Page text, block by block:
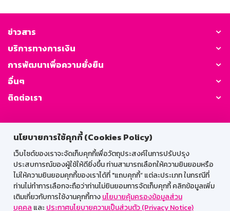
นโยบายการใช้คุกกี้ (Cookies Policy)
เว็บไซต์ของเราจะจัดเก็บคุกกี้เพื่อวัตถุประสงค์ในการปรับปรุง
ประสบการณ์ของผู้ใช้ให้ดียิ่งขึ้น ท่านสามารถเลือกให้ความยินยอมหรือ
ไม่ให้ความยินยอมคุกกี้ของเราได้ที่ "แถบคุกกี้” แต่ละประเภท ในกรณีที่
ท่านไม่ทำการเลือกจะถือว่าท่านไม่ยินยอมการจัดเก็บคุกกี้ คลิกข้อมูลเพิ่ม
เติมเกี่ยวกับการใช้งานคุกกี้ทางนโยบายคุ้มครองข้อมูลส่วน
บุคคล และประกาศนโยบายความเป็นส่วนตัว (Privacy Notice)
ข่าวสาร
บริการทางการเงิน
การพัฒนาเพื่อความยั่งยืน
อื่นๆ
ติดต่อเรา
GSB Society:
สำหรับพนักงาน
Web HR
GSB Wisdom
M-Search
เข้าสู่ระบบเน็ตเมล